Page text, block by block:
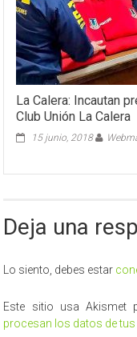
La Calera: Incautan
Club Unión La Calera
15 junio, 2018
Deja una
Lo siento, debes estar
Este sitio usa Akismet
procesan los datos de